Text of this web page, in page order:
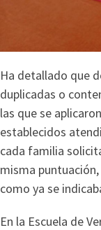
Ha detallado que
duplicadas o
las que se
establecidos
cada familia
misma
como ya se
En la Escuela de